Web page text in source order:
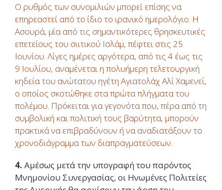
Ο ρυθμός των συνομιλιών μπορεί επίσης να
επηρεαστεί από το ίδιο το ιρανικό ημερολόγιο. Η
Ασουρά, μία από τις σημαντικότερες θρησκευτικές
επετείους του σιιτικού Ισλάμ, πέφτει στις 25
Ιουνίου. Λίγες ημέρες αργότερα, από τις 4 έως τις
9 Ιουλίου, αναμένεται η πολυήμερη τελετουργική
κηδεία του ανώτατου ηγέτη Αγιατολάχ Αλί Χαμενεΐ,
ο οποίος σκοτώθηκε στα πρώτα πλήγματα του
πολέμου. Πρόκειται για γεγονότα που, πέρα από τη
συμβολική και πολιτική τους βαρύτητα, μπορούν
πρακτικά να επιβραδύνουν ή να αναδιατάξουν το
χρονοδιάγραμμα των διαπραγματεύσεων.
4. Αμέσως μετά την υπογραφή του παρόντος
Μνημονίου Συνεργασίας, οι Ηνωμένες Πολιτείες